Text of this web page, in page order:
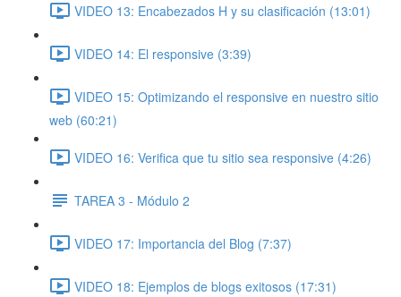
VIDEO 13: Encabezados H y su clasificación (13:01)
VIDEO 14: El responsive (3:39)
VIDEO 15: Optimizando el responsive en nuestro sitio
web (60:21)
VIDEO 16: Verifica que tu sitio sea responsive (4:26)
TAREA 3 - Módulo 2
VIDEO 17: Importancia del Blog (7:37)
VIDEO 18: Ejemplos de blogs exitosos (17:31)